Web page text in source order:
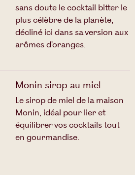
sans doute le cocktail bitter le
plus célèbre de la planète,
décliné ici dans sa version aux
arômes d'oranges.
Monin sirop au miel
Le sirop de miel de la maison
Monin, idéal pour lier et
équilibrer vos cocktails tout
en gourmandise.